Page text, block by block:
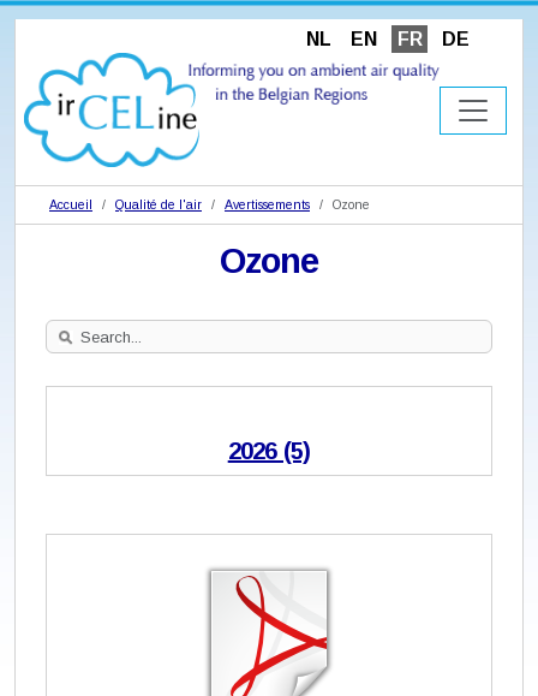
NL EN FR DE
Accueil Qualité de l'air Avertissements Ozone
Ozone
Search
Site
2026 (5)